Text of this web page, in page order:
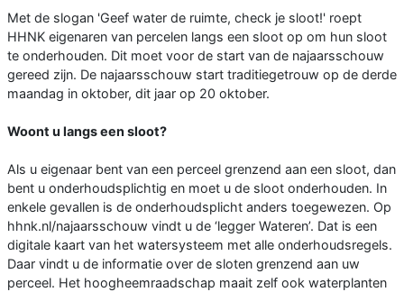
Met de slogan 'Geef water de ruimte, check je sloot!' roept
HHNK eigenaren van percelen langs een sloot op om hun sloot
te onderhouden. Dit moet voor de start van de najaarsschouw
gereed zijn. De najaarsschouw start traditiegetrouw op de derde
maandag in oktober, dit jaar op 20 oktober.
Woont u langs een sloot?
Als u eigenaar bent van een perceel grenzend aan een sloot, dan
bent u onderhoudsplichtig en moet u de sloot onderhouden. In
enkele gevallen is de onderhoudsplicht anders toegewezen. Op
hhnk.nl/najaarsschouw vindt u de ‘legger Wateren’. Dat is een
digitale kaart van het watersysteem met alle onderhoudsregels.
Daar vindt u de informatie over de sloten grenzend aan uw
perceel. Het hoogheemraadschap maait zelf ook waterplanten